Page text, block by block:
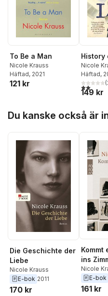
To Be a Man
Nicole Krauss
Häftad, 2021
121 kr
History
Nicole
Häftad,
2,0utav 5(
149 kr
Du kanske också är
Die Geschichte der
Liebe
Nicole Krauss
E-bok 2011
170 kr
Kommt
ins
Nicole
E-bok
161 kr